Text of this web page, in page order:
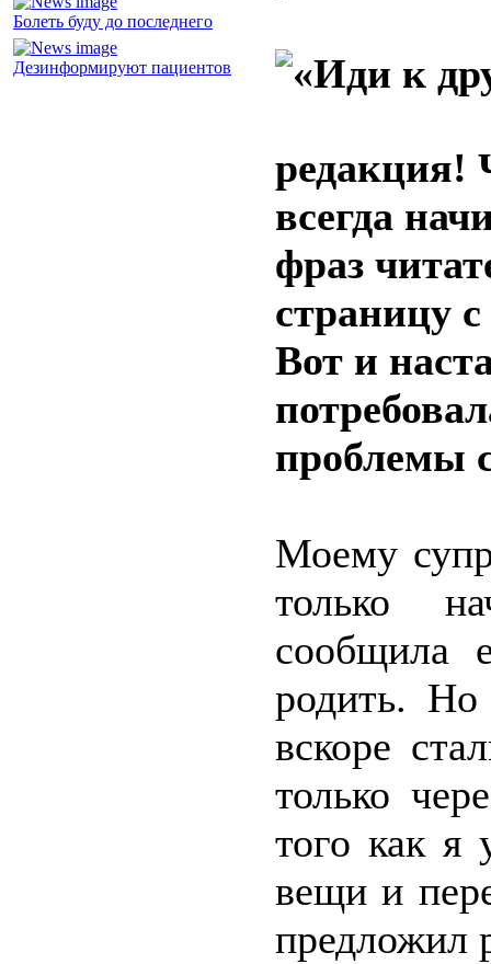
Болеть буду до последнего
Дезинформируют пациентов
редакция!
всегда
фраз
страницу
Вот и
проблемы
Моему
только
сообщила
родить.
вскоре
только
того как я
вещи и
предложил